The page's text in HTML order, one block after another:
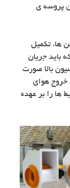
پروسه ی
ها، تکمیل
باید جریان
بالا صورت
خروج هوای
ها را بر عهده